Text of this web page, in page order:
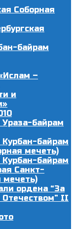
Соборная
байрам
–
и
байрам
байрам
мечеть)
байрам
Санкт-
мечеть)
ордена “За
Отечеством” II